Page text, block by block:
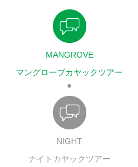
MANGROVE
マングローブカヤックツアー
NIGHT
ナイトカヤックツアー